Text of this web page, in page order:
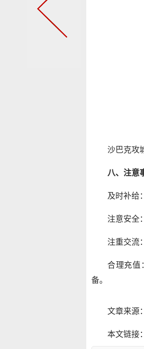
沙巴克攻
八、注意
及时补给
注意安全
注重交流
合理充值
备。
文章来源
本文链接